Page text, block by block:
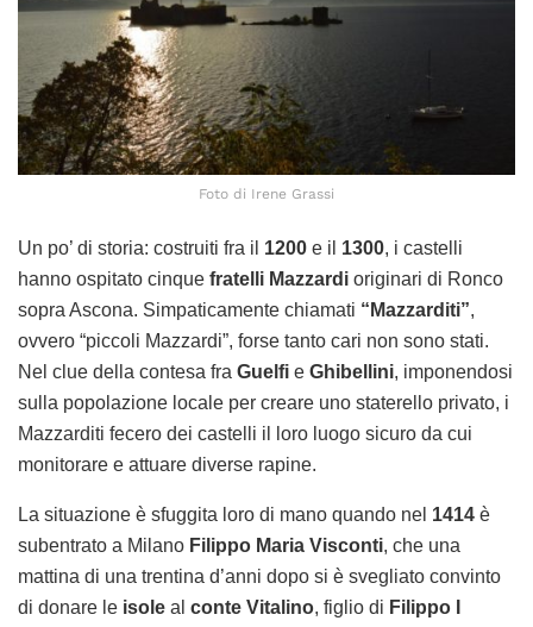
Foto di Irene Grassi
Un po’ di storia: costruiti fra il 1200 e il 1300, i castelli
hanno ospitato cinque fratelli Mazzardi originari di Ronco
sopra Ascona. Simpaticamente chiamati “Mazzarditi”,
ovvero “piccoli Mazzardi”, forse tanto cari non sono stati.
Nel clue della contesa fra Guelfi e Ghibellini, imponendosi
sulla popolazione locale per creare uno staterello privato, i
Mazzarditi fecero dei castelli il loro luogo sicuro da cui
monitorare e attuare diverse rapine.
La situazione è sfuggita loro di mano quando nel 1414 è
subentrato a Milano Filippo Maria Visconti, che una
mattina di una trentina d’anni dopo si è svegliato convinto
di donare le isole al conte Vitalino, figlio di Filippo I